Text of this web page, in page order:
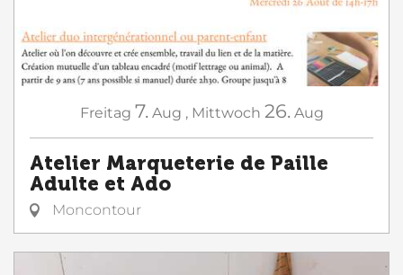
Freitag 7. Aug , Mittwoch 26. Aug
Atelier Marqueterie de Paille
Adulte et Ado
Moncontour